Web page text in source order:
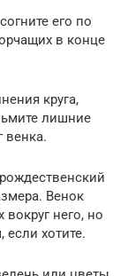
его по
в конце
круга,
лишние
венка.
Венок
него, но
хотите.